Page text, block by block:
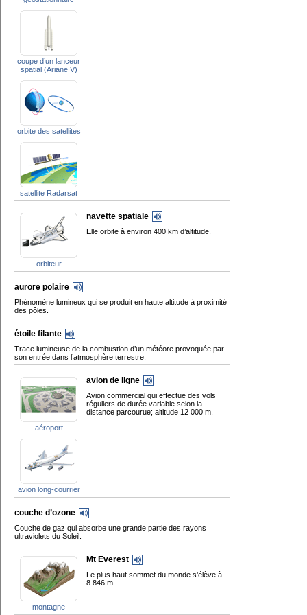
coupe d’un lanceur
spatial (Ariane V)
orbite des satellites
satellite Radarsat
orbiteur
navette spatiale
Elle orbite à environ 400 km d’altitude.
aurore polaire
Phénomène lumineux qui se produit en haute altitude à proximité
des pôles.
étoile filante
Trace lumineuse de la combustion d’un météore provoquée par
son entrée dans l’atmosphère terrestre.
aéroport
avion long-courrier
avion de ligne
Avion commercial qui effectue des vols
réguliers de durée variable selon la
distance parcourue; altitude 12 000 m.
couche d’ozone
Couche de gaz qui absorbe une grande partie des rayons
ultraviolets du Soleil.
montagne
Mt Everest
Le plus haut sommet du monde s’élève à
8 846 m.